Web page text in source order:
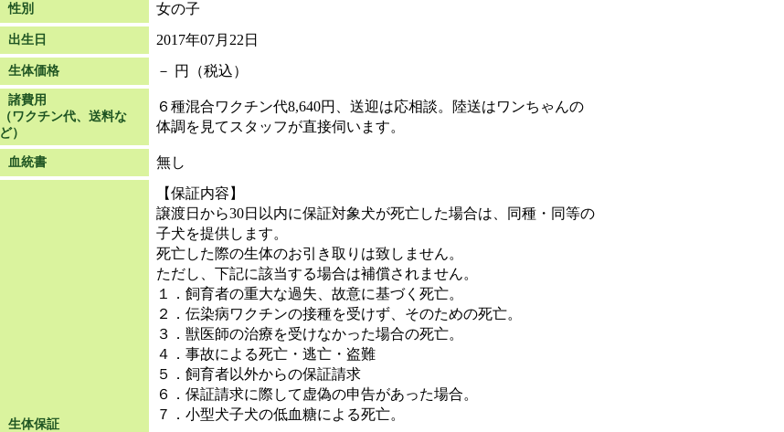
性別 女の子
出生日 2017年07月22日
生体価格 － 円（税込）
諸費用
（ワクチン代、送料な
ど）
６種混合ワクチン代8,640円、送迎は応相談。陸送はワンちゃんの
体調を見てスタッフが直接伺います。
血統書 無し
生体保証
【保証内容】
譲渡日から30日以内に保証対象犬が死亡した場合は、同種・同等の
子犬を提供します。
死亡した際の生体のお引き取りは致しません。
ただし、下記に該当する場合は補償されません。
１．飼育者の重大な過失、故意に基づく死亡。
２．伝染病ワクチンの接種を受けず、そのための死亡。
３．獣医師の治療を受けなかった場合の死亡。
４．事故による死亡・逃亡・盗難
５．飼育者以外からの保証請求
６．保証請求に際して虚偽の申告があった場合。
７．小型犬子犬の低血糖による死亡。